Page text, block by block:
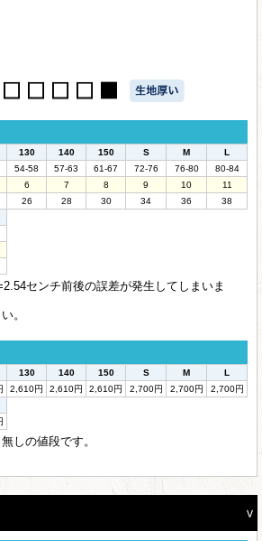
130 140 150 S M
L
54-58 57-63 61-67 72-76 76-80
80-84
6 7 8 9 10
11
26 28 30 34 36
38
センチ前後の誤差が発生してしまいま
。
130 140 150 S M
L
2,610円 2,610円 2,610円 2,700円 2,700円
2,700円
しの値段です。